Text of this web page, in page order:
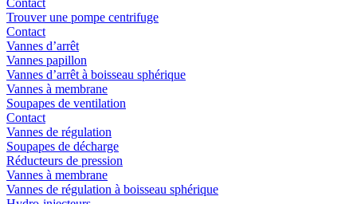
Contact
Trouver une pompe centrifuge
Contact
Vannes d’arrêt
Vannes papillon
Vannes d’arrêt à boisseau sphérique
Vannes à membrane
Soupapes de ventilation
Contact
Vannes de régulation
Soupapes de décharge
Réducteurs de pression
Vannes à membrane
Vannes de régulation à boisseau sphérique